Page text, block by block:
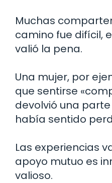
Muchas
camino fue difícil,
valió la pena.
Una mujer, por
que sentirse
devolvió una
había sentido
Las experiencias
apoyo mutuo es
valioso.